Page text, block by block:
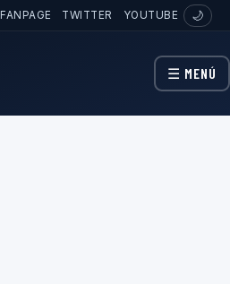
FANPAGE TWITTER YOUTUBE 🌙
☰ MENÚ